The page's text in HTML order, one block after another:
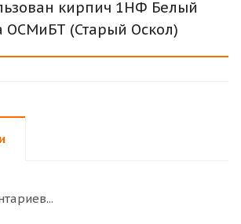
кирпич 1НФ Белый
ОСМиБТ (Старый Оскол)